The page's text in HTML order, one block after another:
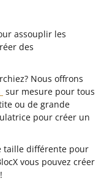
assouplir les
des
Nous offrons
sur mesure pour tous
ou de grande
pour créer un
taille différente pour
vous pouvez créer
!